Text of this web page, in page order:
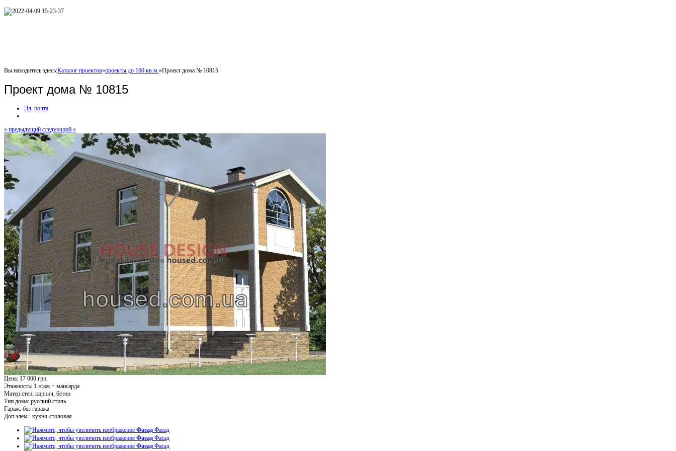
Вы находитесь здесь:Каталог проектов»проекты до 160 кв.м. »Проект дома № 10815
Проект дома № 10815
Эл. почта
« предыдущий следующий »
Цена: 17 000 грн.
Этажность: 1 этаж + мансарда
Матер.стен: кирпич, бетон
Тип дома: русский стиль
Гараж: без гаража
Доп.элем.: кухня-столовая
Фасад Фасад
Фасад Фасад
Фасад Фасад